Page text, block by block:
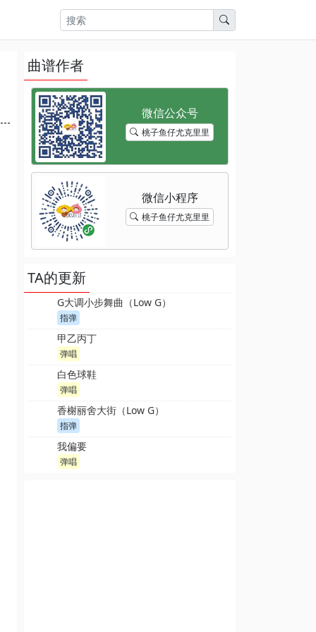
曲谱作者
桃子鱼仔尤克里里
桃子鱼仔尤克里里
TA的更新
G大调小步舞曲（Low G）
指弹
甲乙丙丁
弹唱
白色球鞋
弹唱
香榭丽舍大街（Low G）
指弹
我偏要
弹唱